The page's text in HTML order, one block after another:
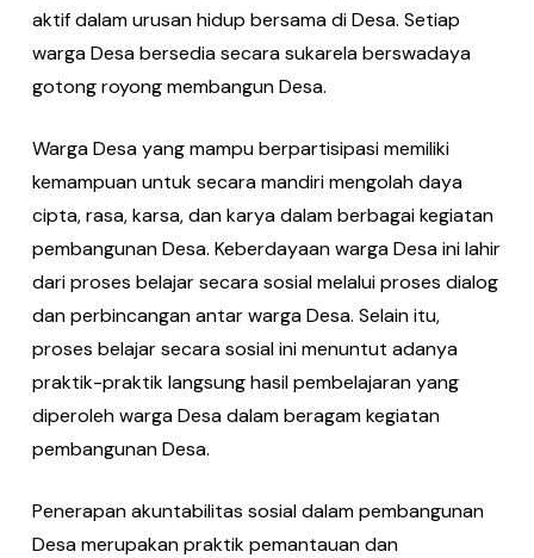
aktif dalam urusan hidup bersama di Desa. Setiap
warga Desa bersedia secara sukarela berswadaya
gotong royong membangun Desa.
Warga Desa yang mampu berpartisipasi memiliki
kemampuan untuk secara mandiri mengolah daya
cipta, rasa, karsa, dan karya dalam berbagai kegiatan
pembangunan Desa. Keberdayaan warga Desa ini lahir
dari proses belajar secara sosial melalui proses dialog
dan perbincangan antar warga Desa. Selain itu,
proses belajar secara sosial ini menuntut adanya
praktik-praktik langsung hasil pembelajaran yang
diperoleh warga Desa dalam beragam kegiatan
pembangunan Desa.
Penerapan akuntabilitas sosial dalam pembangunan
Desa merupakan praktik pemantauan dan